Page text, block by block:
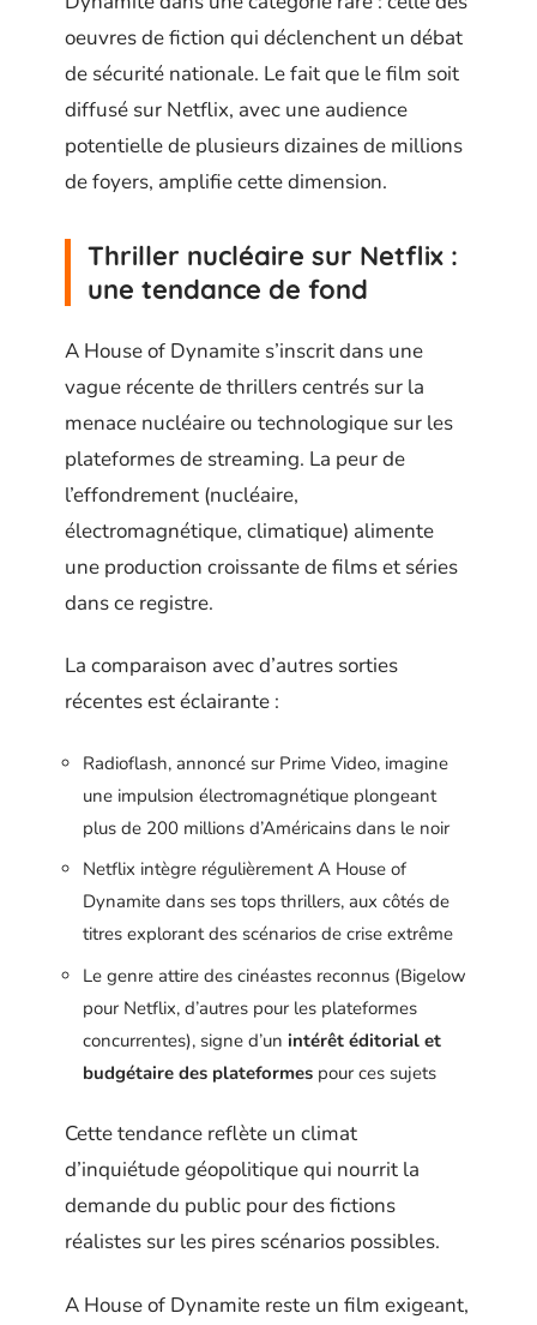
oeuvres de fiction qui déclenchent un débat
de sécurité nationale. Le fait que le film soit
diffusé sur Netflix, avec une audience
potentielle de plusieurs dizaines de millions
de foyers, amplifie cette dimension.
Thriller nucléaire sur Netflix :
une tendance de fond
A House of Dynamite s’inscrit dans une
vague récente de thrillers centrés sur la
menace nucléaire ou technologique sur les
plateformes de streaming. La peur de
l’effondrement (nucléaire,
électromagnétique, climatique) alimente
une production croissante de films et séries
dans ce registre.
La comparaison avec d’autres sorties
récentes est éclairante :
Radioflash, annoncé sur Prime Video, imagine
une impulsion électromagnétique plongeant
plus de 200 millions d’Américains dans le noir
Netflix intègre régulièrement A House of
Dynamite dans ses tops thrillers, aux côtés de
titres explorant des scénarios de crise extrême
Le genre attire des cinéastes reconnus (Bigelow
pour Netflix, d’autres pour les plateformes
concurrentes), signe d’un intérêt éditorial et
budgétaire des plateformes pour ces sujets
Cette tendance reflète un climat
d’inquiétude géopolitique qui nourrit la
demande du public pour des fictions
réalistes sur les pires scénarios possibles.
A House of Dynamite reste un film exigeant,